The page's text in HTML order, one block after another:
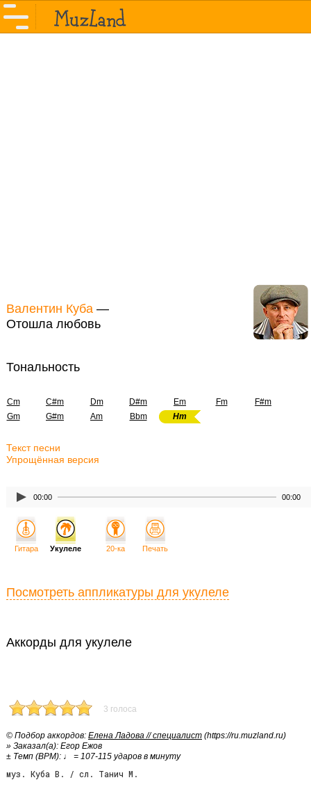
Валентин Куба —
Отошла любовь
Тональность
Cm C#m Dm D#m Em Fm
F#m
Gm
G#m Am Bbm Hm
Текст песни
Упрощённая версия
00:00 00:00
Аккорды для укулеле
3 голоса
© Подбор аккордов: Елена Ладова // специалист (https://ru.muzland.ru)
» Заказал(а): Егор Ежов
± Темп (BPM): ♩ = 107-115 ударов в минуту
муз. Куба В. / сл. Танич М.
Гитара Укулеле 20-ка Печать
Посмотреть аппликатуры для укулеле